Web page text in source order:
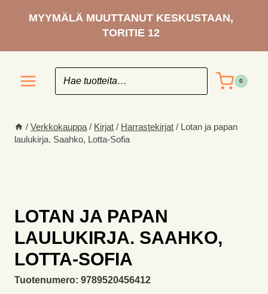
sisältöönMYYMÄLÄ MUUTTANUT KESKUSTAAN,
TORITIE 12
0
/ Verkkokauppa / Kirjat / Harrastekirjat / Lotan ja papan
laulukirja. Saahko, Lotta-Sofia
LOTAN JA PAPAN
LAULUKIRJA. SAAHKO,
LOTTA-SOFIA
Tuotenumero: 9789520456412